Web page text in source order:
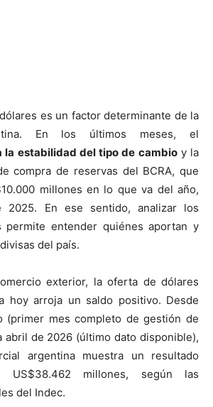
es un factor determinante de la
En los últimos meses, el
la estabilidad del tipo de cambioy la
compra de reservas del BCRA, que
millones en lo que va del año,
En ese sentido, analizar los
permite entender quiénes aportan y
del país.
exterior, la oferta de dólares
hoy arroja un saldo positivo. Desde
(primer mes completo de gestión de
abril de 2026 (último dato disponible),
argentina muestra un resultado
US$38.462 millones, según las
del Indec.